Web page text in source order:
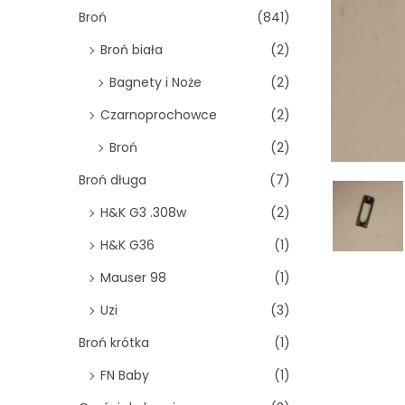
n
Broń
(841)
Broń biała
(2)
Bagnety i Noże
(2)
Czarnoprochowce
(2)
Broń
(2)
Broń długa
(7)
H&K G3 .308w
(2)
H&K G36
(1)
Mauser 98
(1)
Uzi
(3)
Broń krótka
(1)
FN Baby
(1)